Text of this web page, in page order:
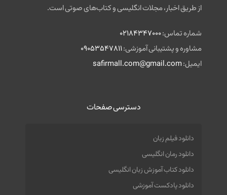
از طریق اخبار، مجلات انگلیسی و کتاب‌های صوتی است.
شماره تماس:02184347000
مشاوره و پشتیبانی آموزشی:09053547811
ایمیل:safirmall.com@gmail.com
دسترسی صفحات
دانلود فیلم زبان
دانلود رمان انگلیسی
دانلود کتاب آموزش زبان انگلیسی
دانلود پادکست آموزشی